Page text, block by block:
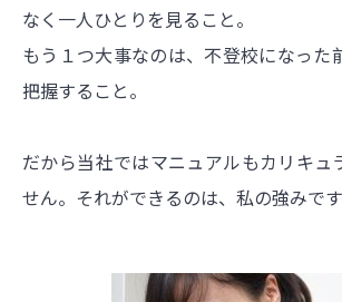
なく一人ひとりを見ること。
もう１つ大事なのは、不登校になった
把握すること。
だから当社ではマニュアルもカリキュ
せん。それができるのは、私の強みです